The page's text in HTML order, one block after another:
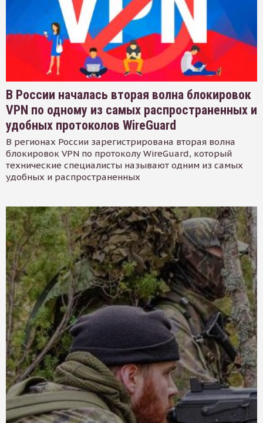
В России началась вторая волна блокировок
VPN по одному из самых распространенных и
удобных протоколов WireGuard
В регионах России зарегистрирована вторая волна
блокировок VPN по протоколу WireGuard, который
технические специалисты называют одним из самых
удобных и распространенных